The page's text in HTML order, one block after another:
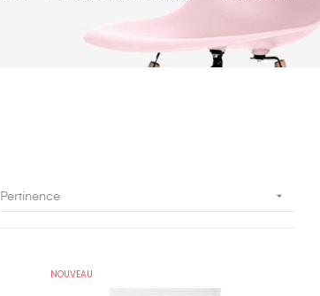
Pertinence 
NOUVEAU